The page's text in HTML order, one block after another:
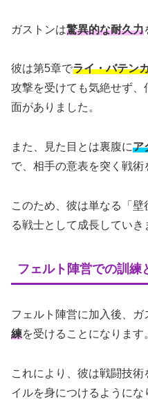
ガストンは驚異的な耐久力
彼は第5章でライ・バテン
攻撃を受けても気絶せず
面がありました。
また、見た目とは裏腹にア
で、相手の意表を突く戦術
このため、彼は単なる「壁
る戦士として成長していき
フェルト陣営での訓練
フェルト陣営に加入後、ガ
練を受けることになります
これにより、彼は戦闘技
イルを身につけるようにな